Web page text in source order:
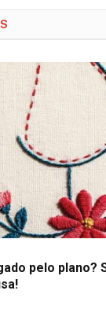
pelo plano?